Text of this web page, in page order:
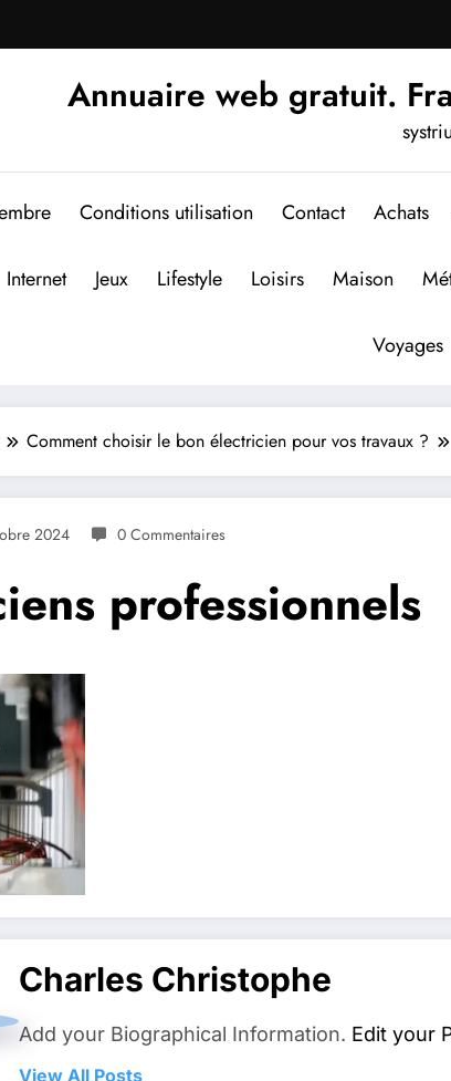
Annuaire web gratuit.
Conditions utilisation Contact Achats
Internet Jeux Lifestyle Loisirs Maison
Voyages
Comment choisir le bon électricien pour vos travaux ?
2024 0 Commentaires
professionnels
Charles Christophe
Add your Biographical Information. Edit your
View All Posts